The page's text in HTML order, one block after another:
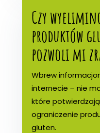
Czy
produktów
pozwoli mi
Wbrew
internecie – nie
które
ograniczenie
gluten.